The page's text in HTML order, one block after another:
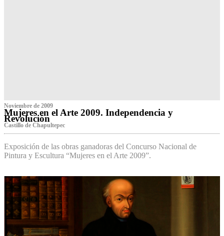
Noviembre de 2009
Mujeres en el Arte 2009. Independencia y
Revolución
Castillo de Chapultepec
Exposición de las obras ganadoras del Concurso Nacional de
Pintura y Escultura “Mujeres en el Arte 2009”.